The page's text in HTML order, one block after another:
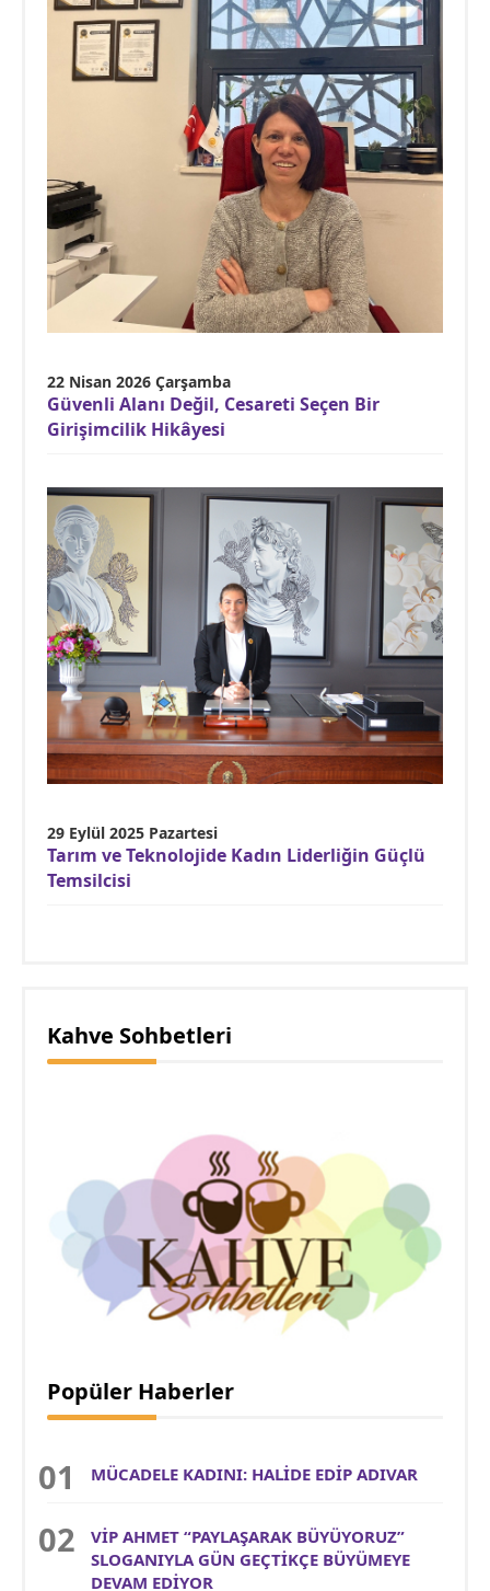
22 Nisan 2026 Çarşamba
Güvenli Alanı Değil, Cesareti Seçen Bir
Girişimcilik Hikâyesi
29 Eylül 2025 Pazartesi
Tarım ve Teknolojide Kadın Liderliğin Güçlü
Temsilcisi
Kahve Sohbetleri
Popüler Haberler
MÜCADELE KADINI: HALİDE EDİP ADIVAR
VİP AHMET “PAYLAŞARAK BÜYÜYORUZ”
SLOGANIYLA GÜN GEÇTİKÇE BÜYÜMEYE
DEVAM EDİYOR